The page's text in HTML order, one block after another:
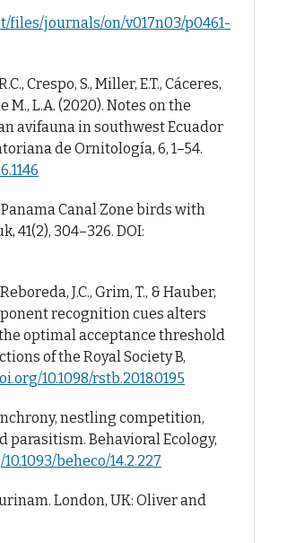
files/journals/on/v017n03/p0461-
Crespo, S., Miller, E.T., Cáceres,
M., L.A. (2020). Notes on the
avifauna in southwest Ecuador
de Ornitología, 6, 1–54.
Panama Canal Zone birds with
41(2), 304–326. DOI:
J.C., Grim, T., & Hauber,
recognition cues alters
optimal acceptance threshold
of the Royal Society B,
10.1098/rstb.2018.0195
nestling competition,
Behavioral Ecology,
beheco/14.2.227
London, UK: Oliver and